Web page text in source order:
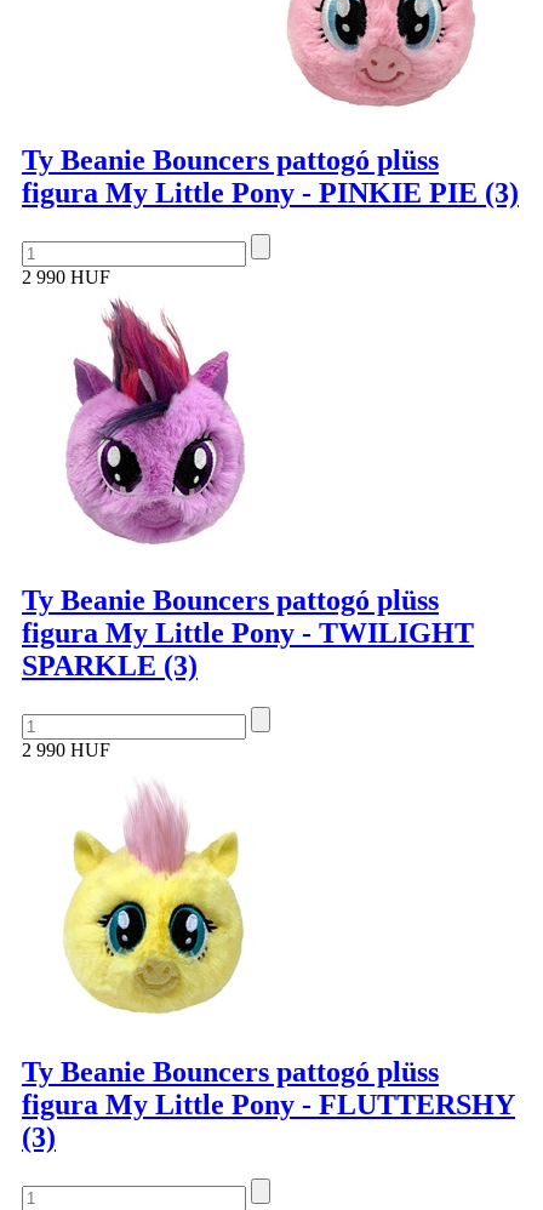
Ty Beanie Bouncers pattogó plüss
figura My Little Pony - PINKIE PIE (3)
2 990 HUF
Ty Beanie Bouncers pattogó plüss
figura My Little Pony - TWILIGHT
SPARKLE (3)
2 990 HUF
Ty Beanie Bouncers pattogó plüss
figura My Little Pony - FLUTTERSHY
(3)